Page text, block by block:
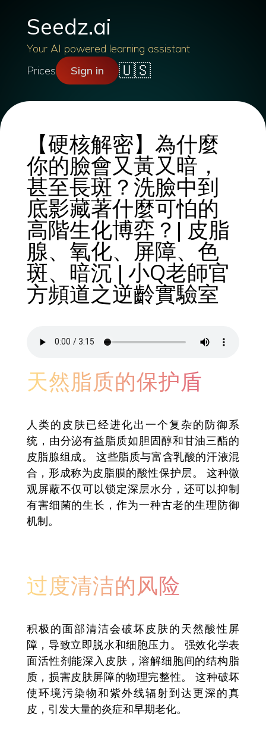
Seedz.ai
Your AI powered learning assistant
Prices
Sign in 🇺🇸
【硬核解密】為什麼
你的臉會又黃又暗，
甚至長斑？洗臉中到
底影藏著什麼可怕的
高階生化博弈？| 皮脂
腺、氧化、屏障、色
斑、暗沉 | 小Q老師官
方頻道之逆齡實驗室
天然脂质的保护盾
人类的皮肤已经进化出一个复杂的防御系
统，由分泌有益脂质如胆固醇和甘油三酯的
皮脂腺组成。 这些脂质与富含乳酸的汗液混
合，形成称为皮脂膜的酸性保护层。 这种微
观屏蔽不仅可以锁定深层水分，还可以抑制
有害细菌的生长，作为一种古老的生理防御
机制。
过度清洁的风险
积极的面部清洁会破坏皮肤的天然酸性屏
障，导致立即脱水和细胞压力。 强效化学表
面活性剂能深入皮肤，溶解细胞间的结构脂
质，损害皮肤屏障的物理完整性。 这种破坏
使环境污染物和紫外线辐射到达更深的真
皮，引发大量的炎症和早期老化。